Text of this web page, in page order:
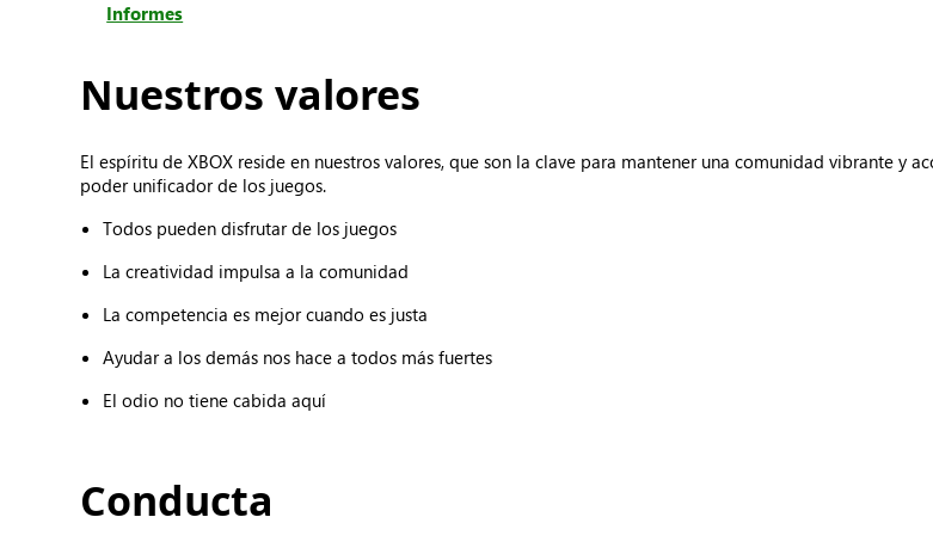
Informes
Nuestros valores
El espíritu de XBOX reside en nuestros valores, que son la clave para mantener una comunidad vibrante y
poder unificador de los juegos.
Todos pueden disfrutar de los juegos
La creatividad impulsa a la comunidad
La competencia es mejor cuando es justa
Ayudar a los demás nos hace a todos más fuertes
El odio no tiene cabida aquí
Conducta